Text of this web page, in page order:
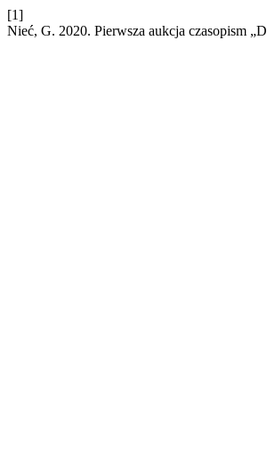
[1]
Nieć, G. 2020. Pierwsza aukcja czasopism